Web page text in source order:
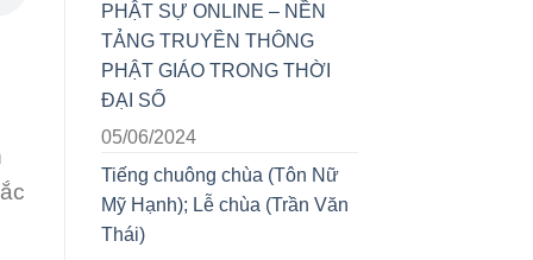
PHẬT SỰ ONLINE – NỀN
TẢNG TRUYỀN THÔNG
PHẬT GIÁO TRONG THỜI
ĐẠI SỐ
05/06/2024
Tiếng chuông chùa (Tôn Nữ
Mỹ Hạnh); Lễ chùa (Trần Văn
Thái)